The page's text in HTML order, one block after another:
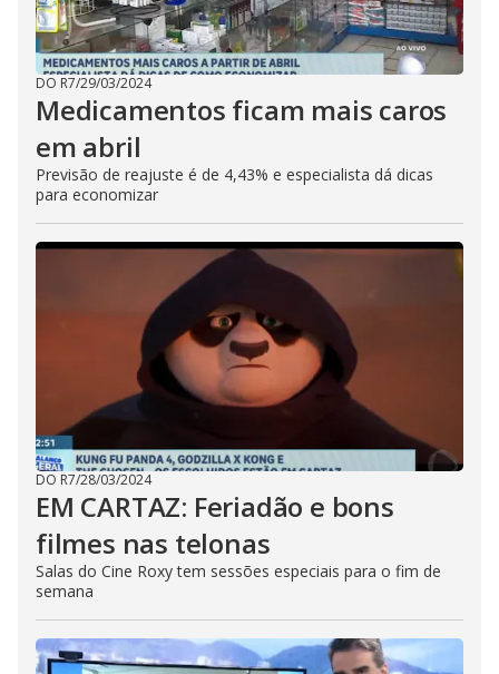
DO R7/29/03/2024
Medicamentos ficam mais caros
em abril
Previsão de reajuste é de 4,43% e especialista dá dicas
para economizar
DO R7/28/03/2024
EM CARTAZ: Feriadão e bons
filmes nas telonas
Salas do Cine Roxy tem sessões especiais para o fim de
semana